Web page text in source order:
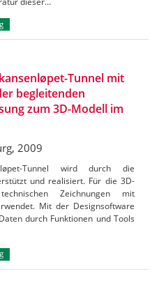
Tunnel mit
begleitenden
zum 3D-Modell im
2009
Tunnel wird durch die
und realisiert. Für die 3D-
Zeichnungen mit
Mit der Designsoftware
durch Funktionen und Tools